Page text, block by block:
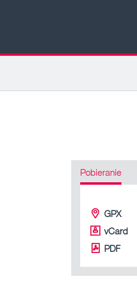
Pobieranie
GPX
vCard
PDF